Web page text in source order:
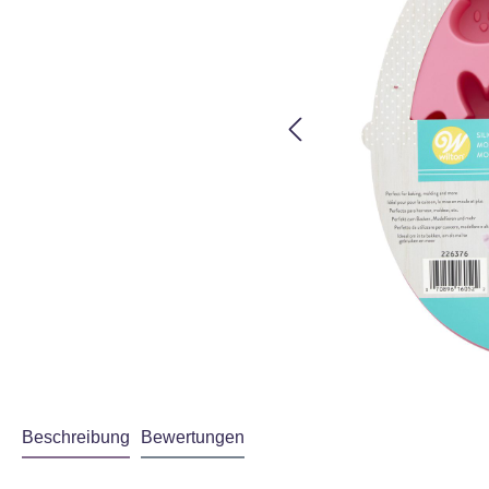
Beschreibung Bewertungen